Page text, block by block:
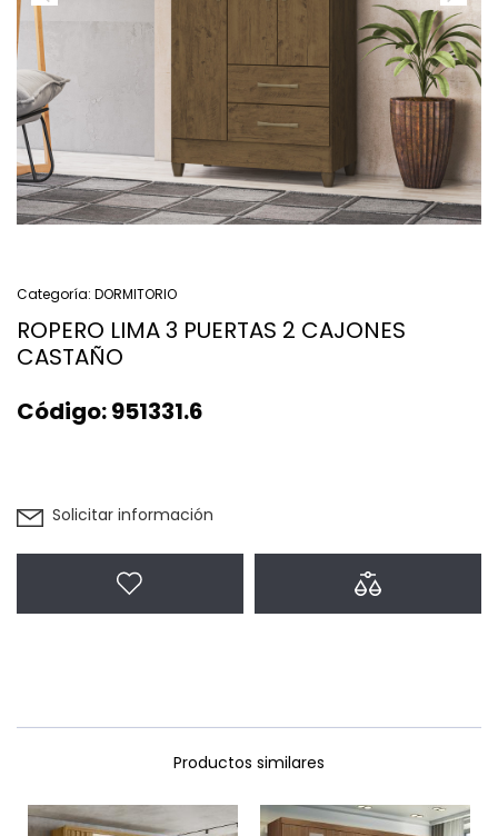
Categoría: DORMITORIO
ROPERO LIMA 3 PUERTAS 2 CAJONES
CASTAÑO
Código:951331.6
Solicitar información
Productos similares